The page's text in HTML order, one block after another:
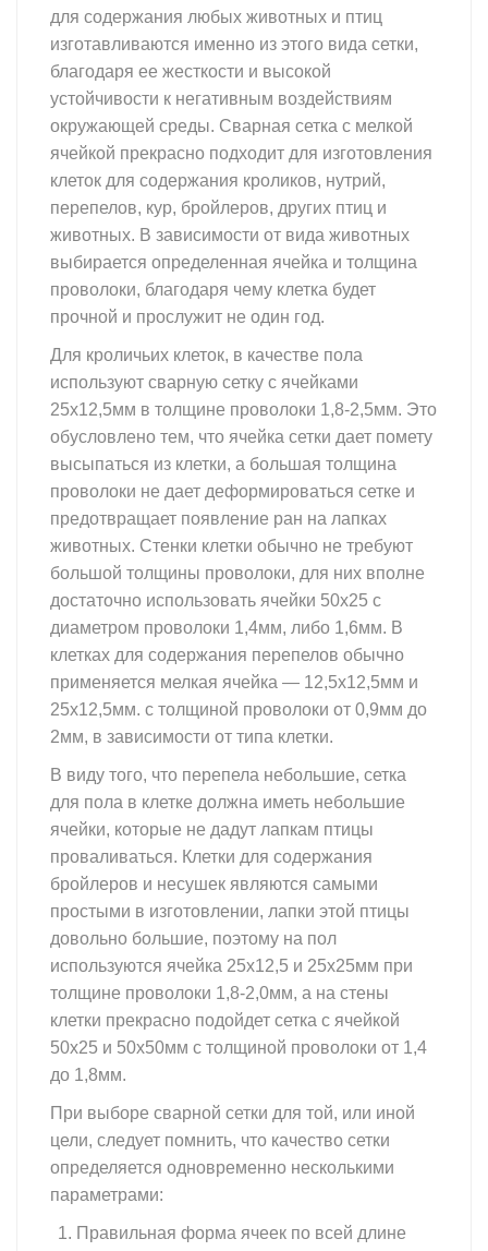
для содержания любых животных и птиц
изготавливаются именно из этого вида сетки,
благодаря ее жесткости и высокой
устойчивости к негативным воздействиям
окружающей среды. Сварная сетка с мелкой
ячейкой прекрасно подходит для изготовления
клеток для содержания кроликов, нутрий,
перепелов, кур, бройлеров, других птиц и
животных. В зависимости от вида животных
выбирается определенная ячейка и толщина
проволоки, благодаря чему клетка будет
прочной и прослужит не один год.
Для кроличьих клеток, в качестве пола
используют сварную сетку с ячейками
25х12,5мм в толщине проволоки 1,8-2,5мм. Это
обусловлено тем, что ячейка сетки дает помету
высыпаться из клетки, а большая толщина
проволоки не дает деформироваться сетке и
предотвращает появление ран на лапках
животных. Стенки клетки обычно не требуют
большой толщины проволоки, для них вполне
достаточно использовать ячейки 50х25 с
диаметром проволоки 1,4мм, либо 1,6мм. В
клетках для содержания перепелов обычно
применяется мелкая ячейка — 12,5х12,5мм и
25х12,5мм. с толщиной проволоки от 0,9мм до
2мм, в зависимости от типа клетки.
В виду того, что перепела небольшие, сетка
для пола в клетке должна иметь небольшие
ячейки, которые не дадут лапкам птицы
проваливаться. Клетки для содержания
бройлеров и несушек являются самыми
простыми в изготовлении, лапки этой птицы
довольно большие, поэтому на пол
используются ячейка 25х12,5 и 25х25мм при
толщине проволоки 1,8-2,0мм, а на стены
клетки прекрасно подойдет сетка с ячейкой
50х25 и 50х50мм с толщиной проволоки от 1,4
до 1,8мм.
При выборе сварной сетки для той, или иной
цели, следует помнить, что качество сетки
определяется одновременно несколькими
параметрами:
Правильная форма ячеек по всей длине